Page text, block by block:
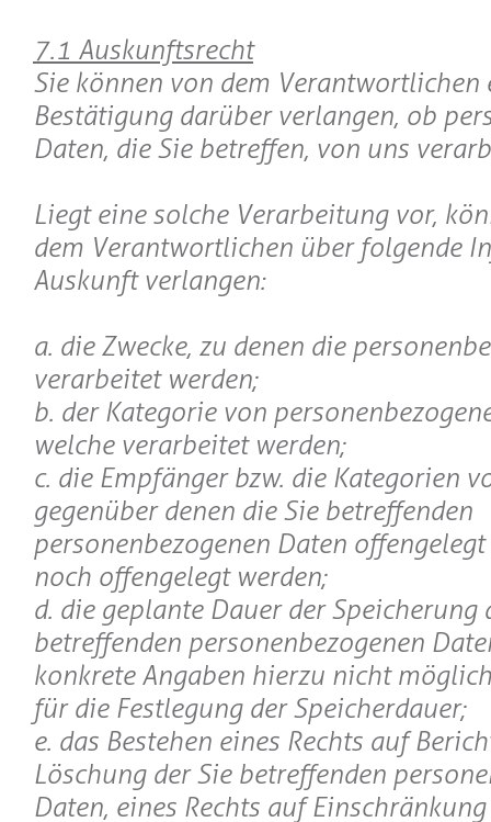
7.1 Auskunftsrecht
Sie können von dem Verantwortlichen
Bestätigung darüber verlangen, ob
Daten, die Sie betreffen, von uns
Liegt eine solche Verarbeitung vor,
dem Verantwortlichen über folgende
Auskunft verlangen:
a. die Zwecke, zu denen die
verarbeitet werden;
b. der Kategorie von
welche verarbeitet werden;
c. die Empfänger bzw. die Kategorien
gegenüber denen die Sie betreffenden
personenbezogenen Daten
noch offengelegt werden;
d. die geplante Dauer der Speicherung
betreffenden personenbezogenen
konkrete Angaben hierzu nicht
für die Festlegung der Speicherdauer;
e. das Bestehen eines Rechts auf
Löschung der Sie betreffenden
Daten, eines Rechts auf